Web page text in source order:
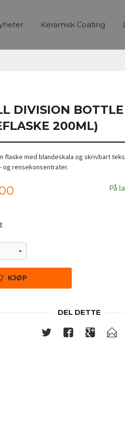
Keramisk Coating
DIVISION
200ML)
flaske med blandeskala og skrivbart
og rensekonsentrater.
På
KJØP
DEL DETTE